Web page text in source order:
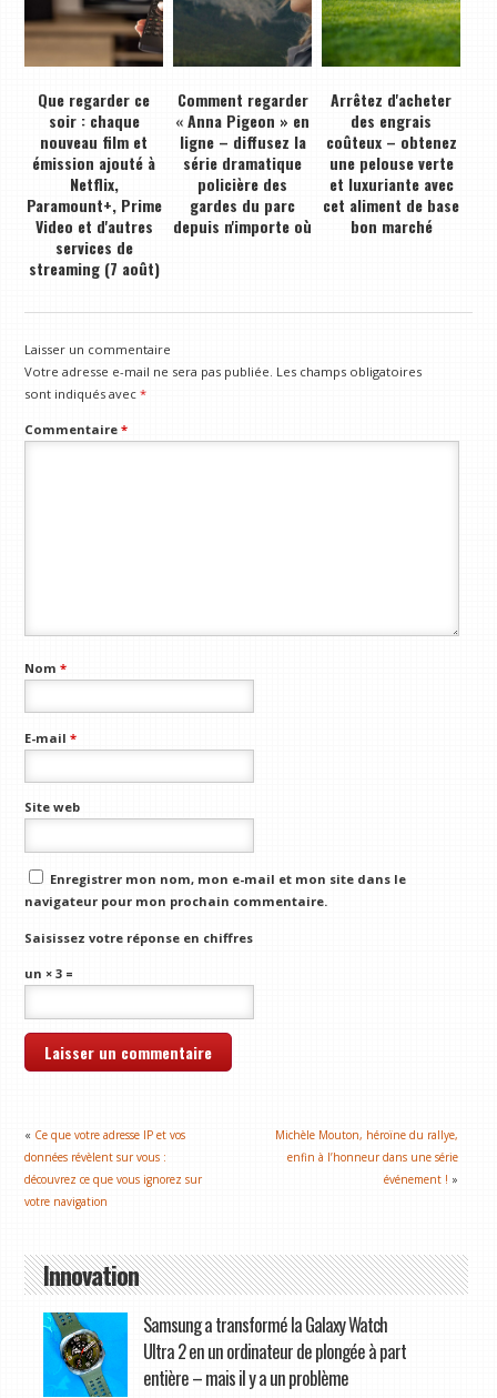
Que regarder ce
soir : chaque
nouveau film et
émission ajouté à
Netflix,
Paramount+, Prime
Video et d'autres
services de
streaming (7 août)
Comment regarder
« Anna Pigeon » en
ligne – diffusez la
série dramatique
policière des
gardes du parc
depuis n'importe où
Arrêtez d'acheter
des engrais
coûteux – obtenez
une pelouse verte
et luxuriante avec
cet aliment de base
bon marché
Laisser un commentaire
Votre adresse e-mail ne sera pas publiée. Les champs obligatoires
sont indiqués avec*
Commentaire*
Nom*
E-mail*
Site web
Enregistrer mon nom, mon e-mail et mon site dans le
navigateur pour mon prochain commentaire.
Saisissez votre réponse en chiffres
un × 3 =
« Ce que votre adresse IP et vos
données révèlent sur vous :
découvrez ce que vous ignorez sur
votre navigation
Michèle Mouton, héroïne du rallye,
enfin à l’honneur dans une série
événement ! »
Innovation
Samsung a transformé la Galaxy Watch
Ultra 2 en un ordinateur de plongée à part
entière – mais il y a un problème